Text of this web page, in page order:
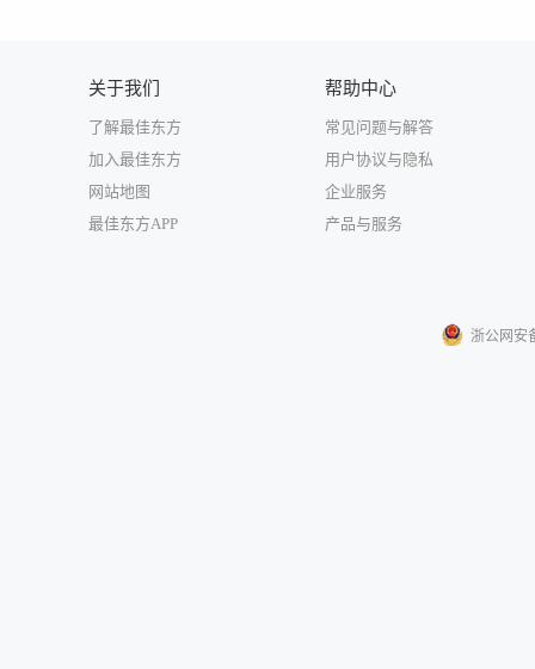
关于我们
了解最佳东方
加入最佳东方
网站地图
最佳东方APP
帮助中心
常见问题与解答
用户协议与隐私
企业服务
产品与服务
浙公网安